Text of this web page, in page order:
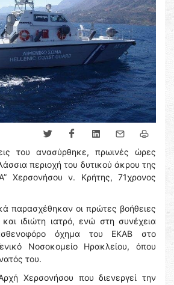
του ανασύρθηκε, πρωινές ώρες
περιοχή του δυτικού άκρου της
Χερσονήσου ν. Κρήτης, 71χρονος
παρασχέθηκαν οι πρώτες βοήθειες
ιδιώτη ιατρό, ενώ στη συνέχεια
όχημα του ΕΚΑΒ στο
Νοσοκομείο Ηρακλείου, όπου
του.
Χερσονήσου που διενεργεί την